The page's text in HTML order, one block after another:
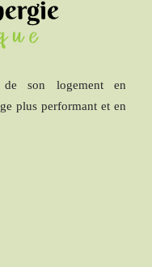
son logement en
plus performant et en